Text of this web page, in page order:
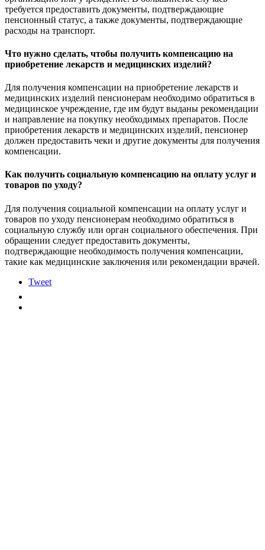
требуется предоставить документы, подтверждающие
пенсионный статус, а также документы, подтверждающие
расходы на транспорт.
Что нужно сделать, чтобы получить компенсацию на
приобретение лекарств и медицинских изделий?
Для получения компенсации на приобретение лекарств и
медицинских изделий пенсионерам необходимо обратиться в
медицинское учреждение, где им будут выданы рекомендации
и направление на покупку необходимых препаратов. После
приобретения лекарств и медицинских изделий, пенсионер
должен предоставить чеки и другие документы для получения
компенсации.
Как получить социальную компенсацию на оплату услуг и
товаров по уходу?
Для получения социальной компенсации на оплату услуг и
товаров по уходу пенсионерам необходимо обратиться в
социальную службу или орган социального обеспечения. При
обращении следует предоставить документы,
подтверждающие необходимость получения компенсации,
такие как медицинские заключения или рекомендации врачей.
Tweet